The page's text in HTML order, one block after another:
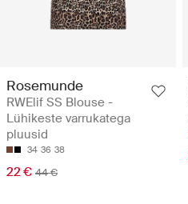
Rosemunde
RWElif SS Blouse -
Lühikeste varrukatega
pluusid
34 36 38
22 € 44 €